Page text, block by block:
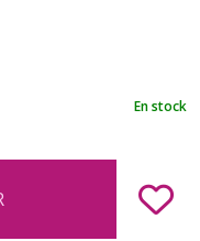
En stock